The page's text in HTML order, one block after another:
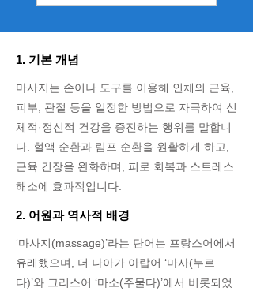
1. 기본 개념
마사지는 손이나 도구를 이용해 인체의 근육,
피부, 관절 등을 일정한 방법으로 자극하여 신
체적·정신적 건강을 증진하는 행위를 말합니
다. 혈액 순환과 림프 순환을 원활하게 하고,
근육 긴장을 완화하며, 피로 회복과 스트레스
해소에 효과적입니다.
2. 어원과 역사적 배경
‘마사지(massage)’라는 단어는 프랑스어에서
유래했으며, 더 나아가 아랍어 ‘마사(누르
다)’와 그리스어 ‘마소(주물다)’에서 비롯되었